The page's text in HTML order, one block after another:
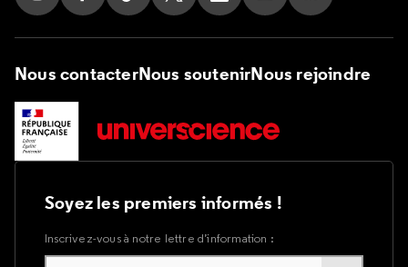
Suivez nous sur Instagram
Suivez nous sur Facebook
Suivez nous sur Tik Tok
Suivez nous sur X
Suivez nous sur LinkedIn
Suivez nous sur
Suivez nous
Nous contacterNous soutenirNous rejoindre
Soyez les premiers informés !
Inscrivez-vous à notre lettre d’information :